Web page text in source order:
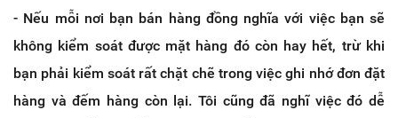
- Nếu mỗi nơi bạn bán hàng đồng nghĩa với việc bạn sẽ
không kiểm soát được mặt hàng đó còn hay hết, trừ khi
bạn phải kiểm soát rất chặt chẽ trong việc ghi nhớ đơn đặt
hàng và đếm hàng còn lại. Tôi cũng đã nghĩ việc đó dễ